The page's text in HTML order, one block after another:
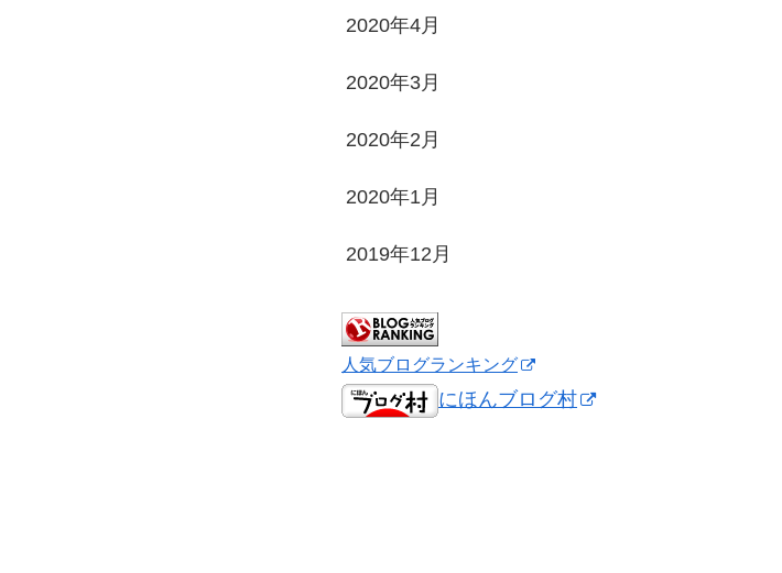
2020年4月
2020年3月
2020年2月
2020年1月
2019年12月
人気ブログランキング
にほんブログ村